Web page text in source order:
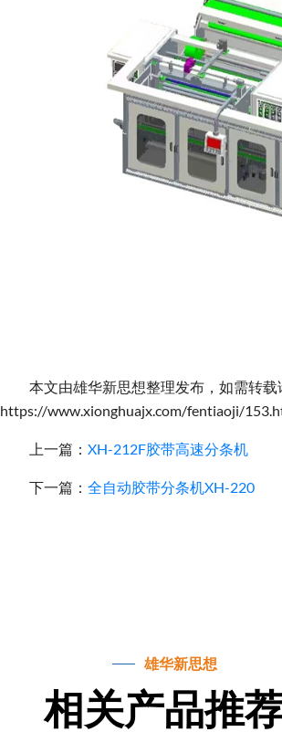
本文由雄华新思想整理发布，如需转载
https://www.xionghuajx.com/fentiaoji/
上一篇： XH-212F胶带高速分条机
下一篇： 全自动胶带分条机XH-220
雄华新思想
相关产品推